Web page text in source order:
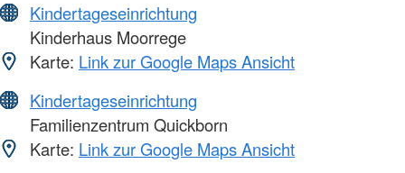
Kindertageseinrichtung
Kinderhaus Moorrege
Karte: Link zur Google Maps Ansicht
Kindertageseinrichtung
Familienzentrum Quickborn
Karte: Link zur Google Maps Ansicht